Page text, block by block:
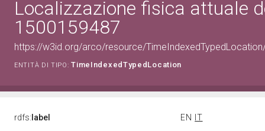
Localizzazione fisica attuale
1500159487
https://w3id.org/arco/resource/
ENTITÀ DI TIPO: TimeIndexedTypedLocation
rdfs: label EN
IT